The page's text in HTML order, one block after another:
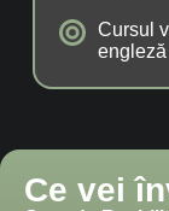
Cursul
engleză
Ce vei